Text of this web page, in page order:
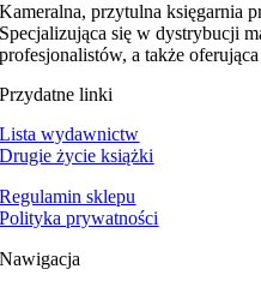
Kameralna, przytulna księgarnia
Specjalizująca się w dystrybucji
profesjonalistów, a także
Przydatne linki
Lista wydawnictw
Drugie życie książki
Regulamin sklepu
Polityka prywatności
Nawigacja